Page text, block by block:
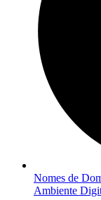
Nomes de
Ambiente